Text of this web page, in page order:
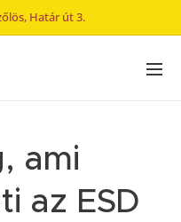
Határ út 3.
ami
az ESD